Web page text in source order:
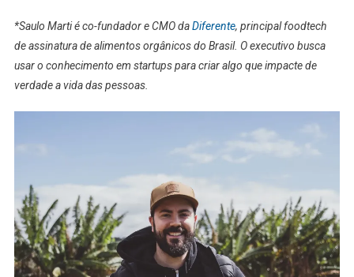
*Saulo Marti é co-fundador e CMO daDiferente, principal foodtech
de assinatura de alimentos orgânicos do Brasil. O executivo busca
usar o conhecimento em startups para criar algo que impacte de
verdade a vida das pessoas.